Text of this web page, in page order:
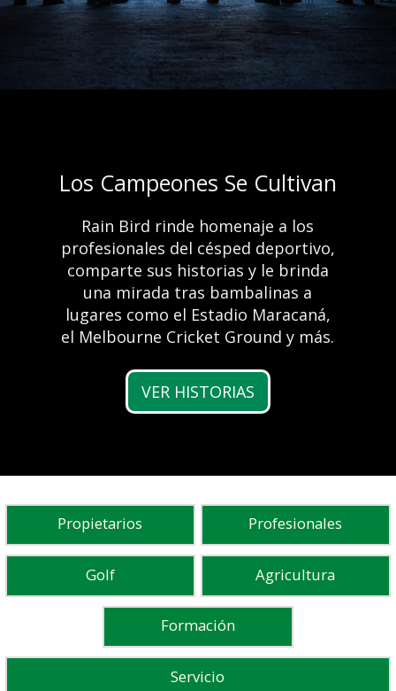
Los Campeones Se Cultivan
Rain Bird rinde homenaje a los
profesionales del césped deportivo,
comparte sus historias y le brinda
una mirada tras bambalinas a
lugares como el Estadio Maracaná,
el Melbourne Cricket Ground y más.
VER HISTORIAS
Ventajas del riego
automático
Enhorabuena al
ganador del concurso
2023 New Product
Contest de la Irrigation
Association
Descubra FG100
Propietarios Profesionales
Golf Agricultura
Formación
Servicio